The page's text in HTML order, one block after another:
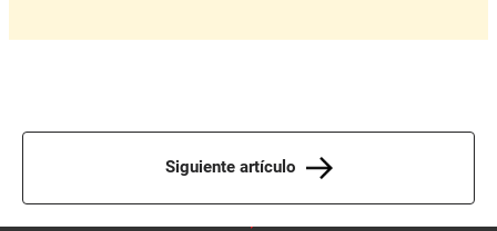
Siguiente artículo